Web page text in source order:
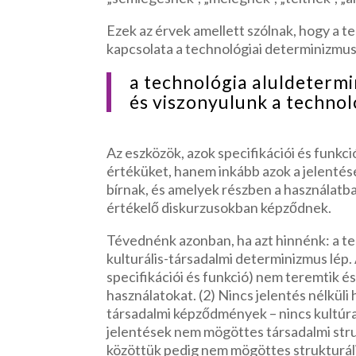
Ezek az érvek amellett szólnak, hogy a
kapcsolata a technológiai
a technológia
és viszonyulunk a
Az eszközök, azok specifikációi és
értéküket, hanem inkább azok a
bírnak, és amelyek részben a
értékelő diskurzusokban képződnek.
Tévednénk azonban, ha azt hinnénk: a
kulturális-társadalmi determinizmus
specifikációi és funkció) nem teremtik
használatokat. (2) Nincs jelentés nélküli
társadalmi képződmények – nincs
jelentések nem mögöttes társadalmi
közöttük pedig nem mögöttes